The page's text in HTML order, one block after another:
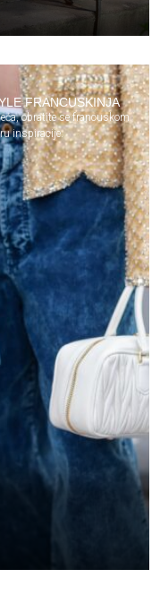
FRANCUSKINJA
obratite se francuskom
inspiracije.